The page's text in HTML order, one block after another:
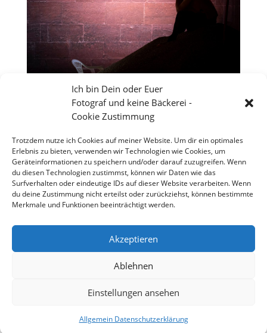
Ich bin Dein oder Euer
Fotograf und keine Bäckerei -
Cookie Zustimmung
Trotzdem nutze ich Cookies auf meiner Website. Um dir ein optimales
Erlebnis zu bieten, verwenden wir Technologien wie Cookies, um
Geräteinformationen zu speichern und/oder darauf zuzugreifen. Wenn
du diesen Technologien zustimmst, können wir Daten wie das
Surfverhalten oder eindeutige IDs auf dieser Website verarbeiten. Wenn
du deine Zustimmung nicht erteilst oder zurückziehst, können bestimmte
Merkmale und Funktionen beeinträchtigt werden.
Akzeptieren
Ablehnen
Einstellungen ansehen
Allgemein Datenschutzerklärung
Jährlich stattfindende Nibelungen Festspiele in
Worms
Copyright 2026 - Stefan Weißmann - Fotografie